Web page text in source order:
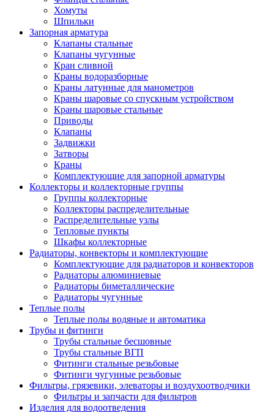
Хомуты
Шпильки
Запорная арматура
Клапаны стальные
Клапаны чугунные
Кран сливной
Краны водоразборные
Краны латунные для манометров
Краны шаровые со спускным устройством
Краны шаровые стальные
Приводы
Клапаны
Задвижки
Затворы
Краны
Комплектующие для запорной арматуры
Коллекторы и коллекторные группы
Группы коллекторные
Коллекторы распределительные
Распределительные узлы
Тепловые пункты
Шкафы коллекторные
Радиаторы, конвекторы и комплектующие
Комплектующие для радиаторов и конвекторов
Радиаторы алюминиевые
Радиаторы биметаллические
Радиаторы чугунные
Теплые полы
Теплые полы водяные и автоматика
Трубы и фитинги
Трубы стальные бесшовные
Трубы стальные ВГП
Фитинги стальные резьбовые
Фитинги чугунные резьбовые
Фильтры, грязевики, элеваторы и воздухоотводчики
Фильтры и запчасти для фильтров
Изделия для водоотведения